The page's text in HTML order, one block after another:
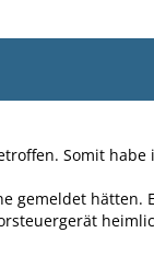
Somit
gemeldet hätten.